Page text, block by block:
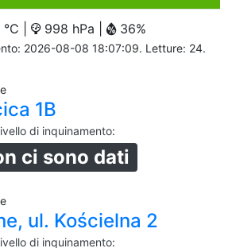
| 998 hPa | 36%
2026-08-08 18:07:09. Letture: 24.
1B
di inquinamento:
ci sono dati
ul. Kościelna 2
di inquinamento: